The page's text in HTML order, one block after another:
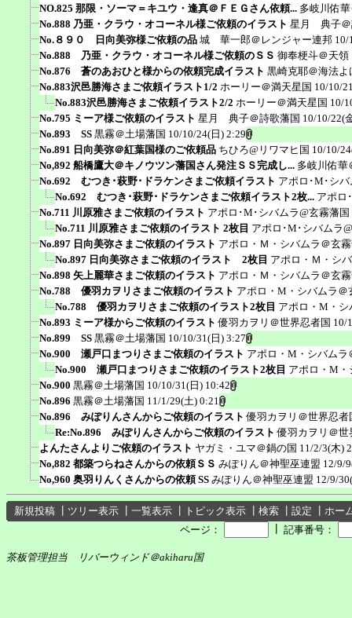
NO.825 那限・ソーマ＝キユウ・逢真＠ＦＥＧさん依頼... 多岐川佑
No.888 乃亜・クラウ・オコーネル様ご依頼のイラスト 星月 典子＠
No.８９０ 日向美弥様ご依頼の品 城 華一郎＠レンジャー連邦 10/
No.888 乃亜・クラウ・オコーネル様ご依頼のＳＳ 御奉梗斗＠天領
No.876 蒼のあおひと様からの依頼完成イラスト 黒崎克耶＠海法よ
No.883沢邑勝海さまご依頼イラスト1/2 ホーリー＠満天星国 10/10/
No.883沢邑勝海さまご依頼イラスト2/2 ホーリー＠満天星国 10/
No.795 ミーア様ご依頼のイラスト 星月 典子＠詩歌藩国 10/10/22(
No.893 SS 黒霧＠土場藩国 10/10/24(日) 2:29
No.891 日向美弥＠紅葉国様のご依頼品 ちひろ@リワマヒ国 10/10/
No,892 船橋鷹大＠キノウツン藩国さん発注ＳＳ完成し... 多岐川佑華
No.692 むつき･萩野･ドラケンさまご依頼イラスト アポロ･M･シ
No.692 むつき･萩野･ドラケンさまご依頼イラスト2枚... アポロ
No.711 川原雅さまご依頼のイラスト アポロ･M･シバムラ@玄霧藩国
No.711 川原雅さまご依頼のイラスト 2枚目 アポロ･M･シバムラ
No.897 日向美弥さまご依頼のイラスト アポロ・Ｍ・シバムラ＠玄
No.897 日向美弥さまご依頼のイラスト 2枚目 アポロ・Ｍ・シ
No.898 矢上麗華さまご依頼のイラスト アポロ・Ｍ・シバムラ＠玄
No.788 優羽カヲリさまご依頼のイラスト アポロ・M・シバムラ＠
No.788 優羽カヲリさまご依頼のイラスト2枚目 アポロ・M・
No.893 ミーア様からご依頼のイラスト 優羽カヲリ＠世界忍者国 10/
No.899 SS 黒霧＠土場藩国 10/10/31(日) 3:27
No.900 瀬戸口まつりさまご依頼のイラスト アポロ・M・シバムラ
No.900 瀬戸口まつりさまご依頼のイラスト2枚目 アポロ・M・
No.900 黒霧＠土場藩国 10/10/31(日) 10:42
No.896 黒霧＠土場藩国 11/1/29(土) 0:21
No.896 みぽりんさんからご依頼のイラスト 優羽カヲリ＠世界忍者
Re:No.896 みぽりんさんからご依頼のイラスト 優羽カヲリ＠世
よんたさんよりご依頼のイラスト ヤガミ・ユマ＠鍋の国 11/2/3(木)
No,882 都築つらねさんからの依頼ＳＳ みぽりん＠神聖巫連盟 12/9/
No,960 奥羽りんくさんからの依頼 SS みぽりん＠神聖巫連盟 12/9/
新規投稿 ツリー表示 一覧表示 トピック表示 検索 設定
ホー
ページ：
記事番号：
茶板管理担当 リバーウィンド＠akiharu国